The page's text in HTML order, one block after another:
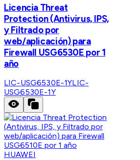
Licencia Threat
Protection (Antivirus, IPS,
y Filtrado por
web/aplicación) para
Firewall USG6530E por 1
año
LIC-USG6530E-1YLIC-
USG6530E-1Y
HUAWEI